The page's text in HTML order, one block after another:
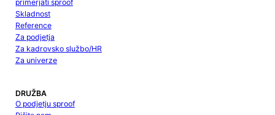
primerjati sproof
Skladnost
Reference
Za podjetja
Za kadrovsko službo/HR
Za univerze
DRUŽBA
O podjetju sproof